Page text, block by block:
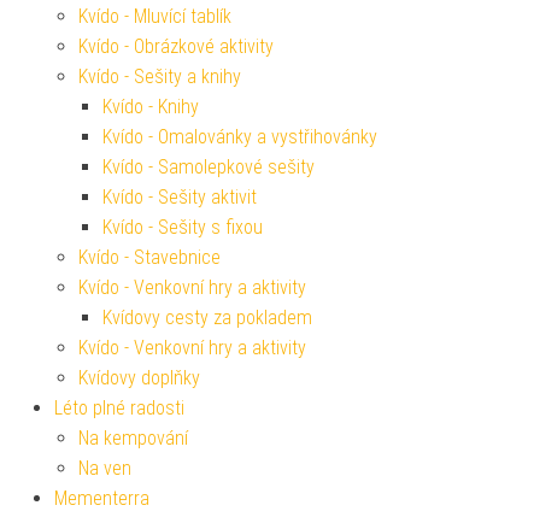
Kvído - Mluvící tablík
Kvído - Obrázkové aktivity
Kvído - Sešity a knihy
Kvído - Knihy
Kvído - Omalovánky a vystřihovánky
Kvído - Samolepkové sešity
Kvído - Sešity aktivit
Kvído - Sešity s fixou
Kvído - Stavebnice
Kvído - Venkovní hry a aktivity
Kvídovy cesty za pokladem
Kvído - Venkovní hry a aktivity
Kvídovy doplňky
Léto plné radosti
Na kempování
Na ven
Mementerra